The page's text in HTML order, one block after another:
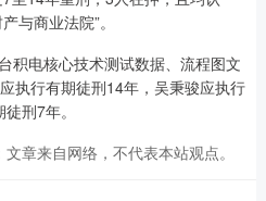
与商业法院”。
积电核心技术测试数据、流程图文
执行有期徒刑14年，吴秉骏应执行
刑7年。
章来自网络，不代表本站观点。